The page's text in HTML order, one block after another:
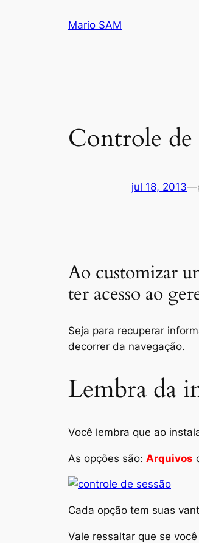
Mario SAM
Controle de
jul 18, 2013—
Ao customizar
ter acesso ao
Seja para recuperar
decorrer da navegação.
Lembra da
Você lembra que ao
As opções são: Arquivos
Cada opção tem suas
Vale ressaltar que se